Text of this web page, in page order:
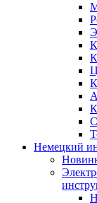
Немецкий